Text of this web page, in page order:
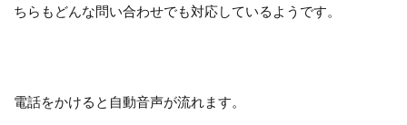
ちらもどんな問い合わせでも対応しているようです。
電話をかけると自動音声が流れます。